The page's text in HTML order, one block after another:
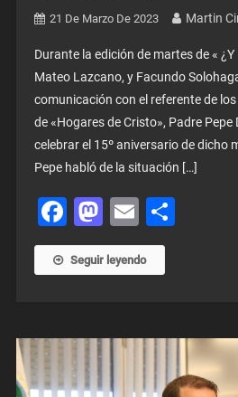
21 De Marzo De 2023 Martin
Durante la edición de martes de «
Mateo Lazcano, y Facundo
comunicación con el referente de
de «Hogares de Cristo», Padre Pepe
celebrar el 15º aniversario de dicho
Pepe habló de la situación […]
Facebook
Mastodon
Email
Seguir leyendo